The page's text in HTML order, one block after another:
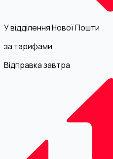
У відділення Нової Пошти
за тарифами
Відправка завтра